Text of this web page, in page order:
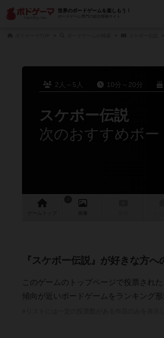
世界のボードゲームを楽しもう！
ボードゲーム専門の総合情報サイト
2人～5人 10分～20分
スケボー伝説
次のおすすめボー
ゲーム 画像
『スケボー伝説』が好きな方へ
このゲームのトップページで投票され
傾向が近いボードゲームをランキング形